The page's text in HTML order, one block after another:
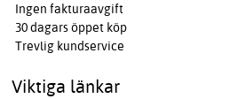
Ingen fakturaavgift
30 dagars öppet köp
Trevlig kundservice
Viktiga länkar